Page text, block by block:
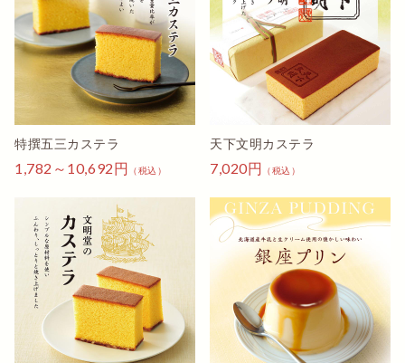
もよかったです。
特撰五三カステラ
1,782～10,692円 （税込）
天下文明カステラ
7,020円 （税込）